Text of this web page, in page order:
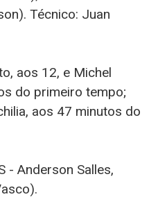
Técnico: Juan
aos 12, e Michel
do primeiro tempo;
aos 47 minutos do
- Anderson Salles,